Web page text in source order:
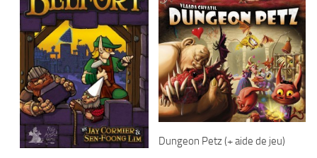
Dungeon Petz (+ aide de jeu)